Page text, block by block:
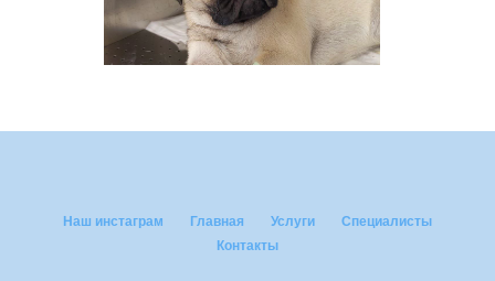
Наш инстаграм Главная Услуги
Специалисты
Контакты